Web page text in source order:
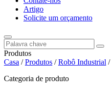
Artigo
Solicite um orçamento
Produtos
Casa /Produtos /Robô Industrial /
Categoria de produto